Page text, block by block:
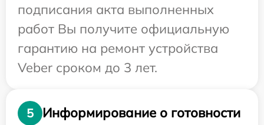
подписания акта выполненных
работ Вы получите официальную
гарантию на ремонт устройства
Veber сроком до 3 лет.
5
Информирование о готовности